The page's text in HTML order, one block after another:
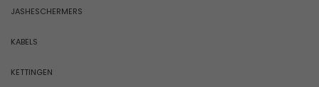
JASHESCHERMERS
KABELS
KETTINGEN